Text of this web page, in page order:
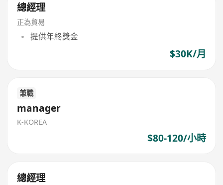
總經理
正為貿易
提供年終獎金
$30K/月
兼職
manager
K-KOREA
$80-120/小時
總經理